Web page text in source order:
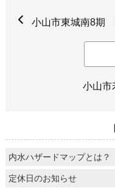
小山市東城南8期
小山
内水ハザードマップとは？
定休日のお知らせ